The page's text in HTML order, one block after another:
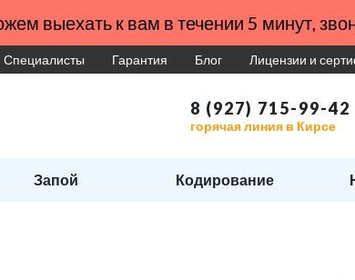
выехать к вам в течении 5 минут,
Специалисты Гарантия Блог Лицензии и
8 (927) 715-99-42
горячая линия в Кирсе
Запой Кодирование